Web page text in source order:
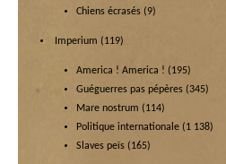
Chiens écrasés (9)
Imperium (119)
America ! America ! (195)
Guéguerres pas pépères (345)
Mare nostrum (114)
Politique internationale (1 138)
Slaves peïs (165)